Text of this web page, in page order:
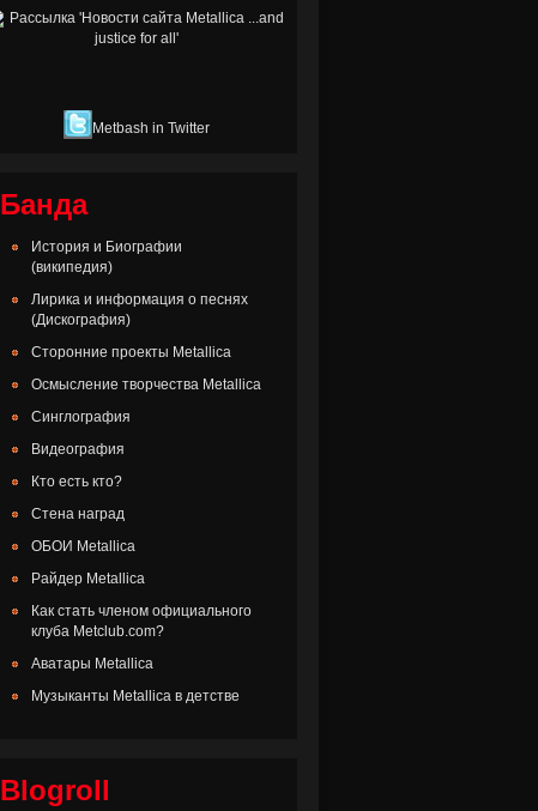
Metbash in Twitter
Банда
История и Биографии
(википедия)
Лирика и информация о песнях
(Дискография)
Сторонние проекты Metallica
Осмысление творчества Metallica
Синглография
Видеография
Кто есть кто?
Стена наград
ОБОИ Metallica
Райдер Metallica
Как стать членом официального
клуба Metclub.com?
Аватары Metallica
Музыканты Metallica в детстве
Blogroll